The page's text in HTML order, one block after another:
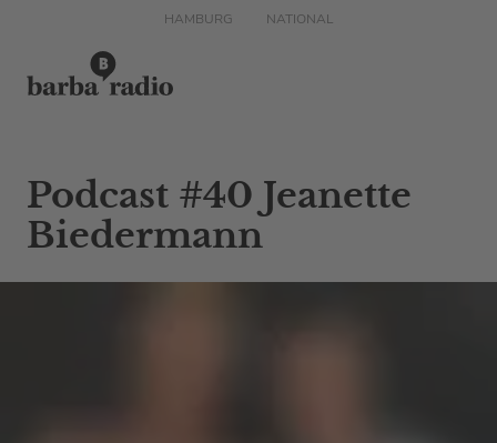
HAMBURG NATIONAL
Podcast #40 Jeanette
Biedermann